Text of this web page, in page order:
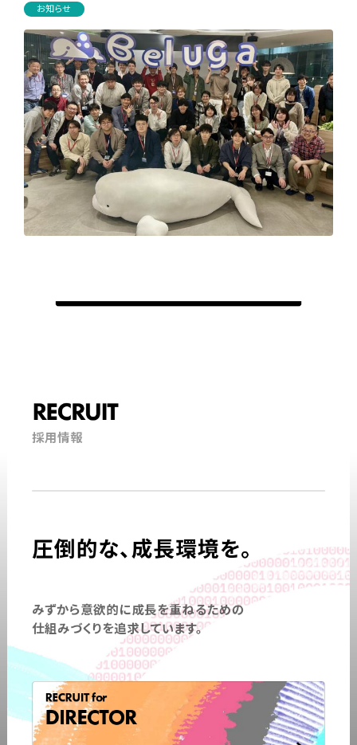
お知らせ
RECRUIT
採用情報
圧倒的な、成長環境を。
みずから意欲的に成長を重ねるための
仕組みづくりを追求しています。
RECRUIT for
DIRECTOR